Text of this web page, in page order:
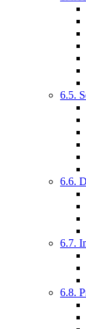
6.5.
6.6.
6.7.
6.8.